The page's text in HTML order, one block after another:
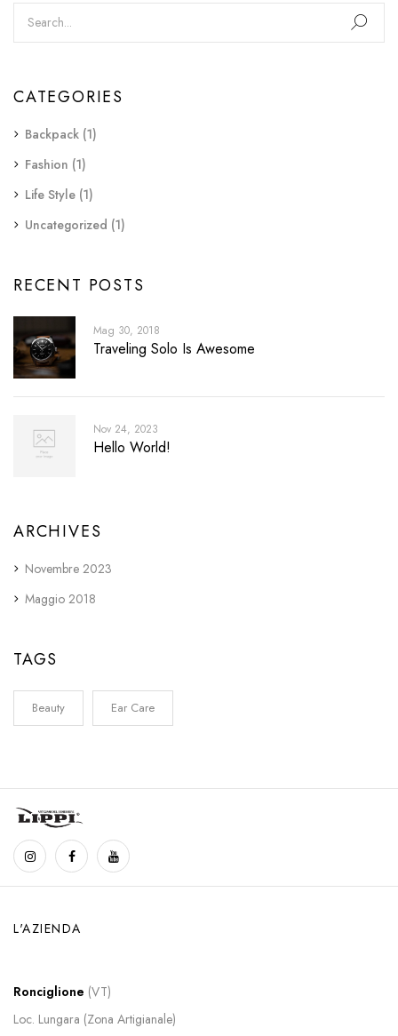
CATEGORIES
Backpack (1)
Fashion (1)
Life Style (1)
Uncategorized (1)
RECENT POSTS
Mag 30, 2018
Traveling Solo Is Awesome
Nov 24, 2023
Hello World!
ARCHIVES
Novembre 2023
Maggio 2018
TAGS
Beauty Ear Care
L'AZIENDA
Ronciglione (VT)
Loc. Lungara (Zona Artigianale)